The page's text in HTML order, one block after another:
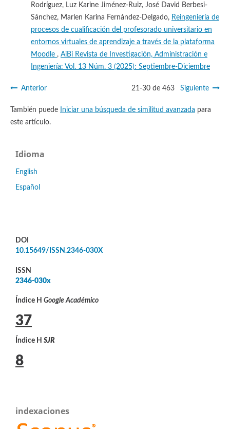
Rodríguez, Luz Karine Jiménez-Ruiz, José David Berbesi-
Sánchez, Marlen Karina Fernández-Delgado, Reingeniería de
procesos de cualificación del profesorado universitario en
entornos virtuales de aprendizaje a través de la plataforma
Moodle , AiBi Revista de Investigación, Administración e
Ingeniería: Vol. 13 Núm. 3 (2025): Septiembre-Diciembre
Anterior 21-30 de 463 Siguiente
También puede Iniciar una búsqueda de similitud avanzada para
este artículo.
Idioma
English
Español
DOI
10.15649/ISSN.2346-030X
ISSN
2346-030x
Índice H Google Académico
37
Índice H SJR
8
indexaciones